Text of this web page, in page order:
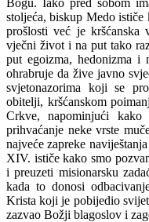
stoljeća, biskup Medo
prošlosti već je kršćanska
vječni život i na put tako
put egoizma, hedonizma i
ohrabruje da žive javno
svjetonazorima koji se
obitelji, kršćanskom
Crkve, napominjući
prihvaćanje neke vrste
najveće zapreke
XIV. ističe kako smo
i preuzeti misionarsku
kada to donosi
Krista koji je pobijedio
zazvao Božji blagoslov i